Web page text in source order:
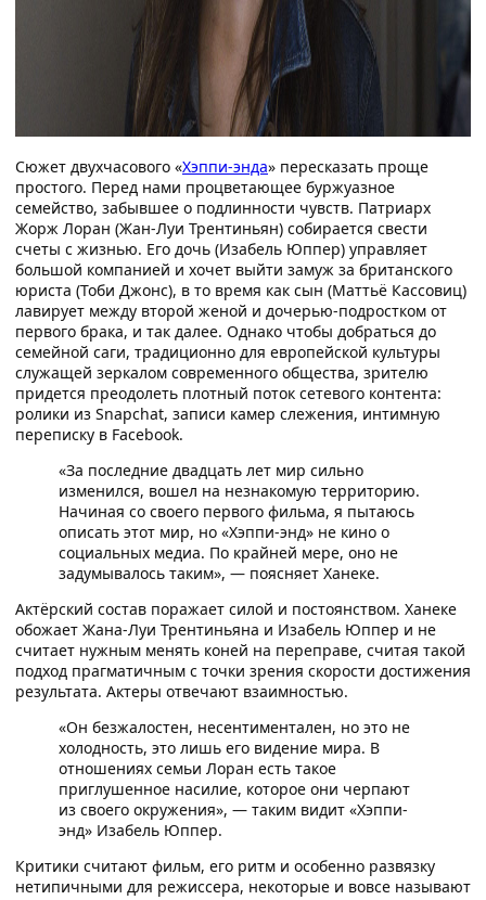
Сюжет двухчасового «Хэппи-энда» пересказать проще
простого. Перед нами процветающее буржуазное
семейство, забывшее о подлинности чувств. Патриарх
Жорж Лоран (Жан-Луи Трентиньян) собирается свести
счеты с жизнью. Его дочь (Изабель Юппер) управляет
большой компанией и хочет выйти замуж за британского
юриста (Тоби Джонс), в то время как сын (Маттьё Кассовиц)
лавирует между второй женой и дочерью-подростком от
первого брака, и так далее. Однако чтобы добраться до
семейной саги, традиционно для европейской культуры
служащей зеркалом современного общества, зрителю
придется преодолеть плотный поток сетевого контента:
ролики из Snapchat, записи камер слежения, интимную
переписку в Facebook.
«За последние двадцать лет мир сильно
изменился, вошел на незнакомую территорию.
Начиная со своего первого фильма, я пытаюсь
описать этот мир, но «Хэппи-энд» не кино о
социальных медиа. По крайней мере, оно не
задумывалось таким», — поясняет Ханеке.
Актёрский состав поражает силой и постоянством. Ханеке
обожает Жана-Луи Трентиньяна и Изабель Юппер и не
считает нужным менять коней на переправе, считая такой
подход прагматичным с точки зрения скорости достижения
результата. Актеры отвечают взаимностью.
«Он безжалостен, несентиментален, но это не
холодность, это лишь его видение мира. В
отношениях семьи Лоран есть такое
приглушенное насилие, которое они черпают
из своего окружения», — таким видит «Хэппи-
энд» Изабель Юппер.
Критики считают фильм, его ритм и особенно развязку
нетипичными для режиссера, некоторые и вовсе называют